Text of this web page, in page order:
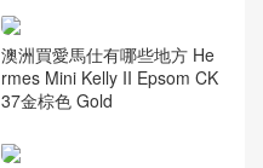
澳洲買愛馬仕有哪些地方 He
rmes Mini Kelly II Epsom CK
37金棕色 Gold